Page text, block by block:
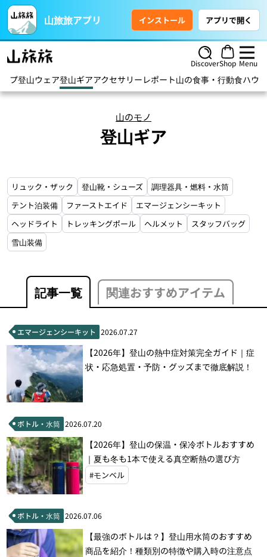
山旅旅アプリ インストール アプリで開く
DiscoverShop Menu
プ登山ウェア登山ギアアクセサリー レポート山の食事・行動食ハウ
山のモノ
登山ギア
リュック・ザック 登山靴・シューズ
調理器具・燃料・水筒
テント泊装備
ファーストエイド
エマージェンシーキット
ヘッドライト
トレッキングポール ヘルメット
スタッフバッグ
雪山装備
記事一覧 関連おすすめアイテム
エマージェンシーキット 2026.07.27
【2026年】登山の熱中症対策完全ガイド｜症
状・応急処置・予防・グッズまで徹底解説！
ボトル・水筒 2026.07.20
【2026年】登山の保温・保冷ボトルおすすめ
｜夏も冬も1本で使える真空断熱の選び方
#モンベル
ボトル・水筒 2026.07.06
【最強のボトルは？】登山用水筒のおすすめ
商品を紹介！種類別の特徴や購入時の注意点